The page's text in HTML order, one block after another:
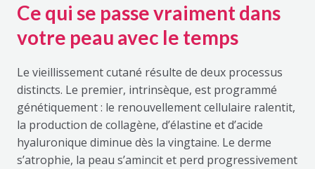
Ce qui se passe vraiment dans
votre peau avec le temps
Le vieillissement cutané résulte de deux processus
distincts. Le premier, intrinsèque, est programmé
génétiquement : le renouvellement cellulaire ralentit,
la production de collagène, d’élastine et d’acide
hyaluronique diminue dès la vingtaine. Le derme
s’atrophie, la peau s’amincit et perd progressivement